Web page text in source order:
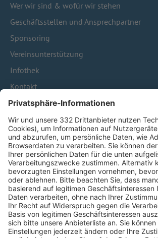
Wer wir sind & wofür wir stehen
Geschäftsstellen und Ansprechpartner
Sponsoring
Vereinsunterstützung
Infothek
Kontakt
HÄUFIG BESUCHTE SEITEN
Pässe und Vereinswechsel
Trainerausbildung
Schulungsangebot Vereinsmitarbeiter
BFV-Geschäftsstellen
Trainerbörse
Login SpielPlus